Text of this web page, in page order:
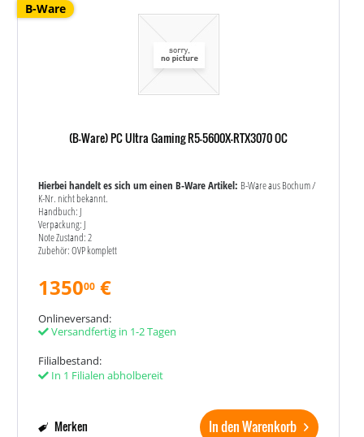
B-Ware
(B-Ware) PC Ultra Gaming R5-5600X-RTX3070 OC
Hierbei handelt es sich um einen B-Ware Artikel: B-Ware aus Bochum /
K-Nr. nicht bekannt.
Handbuch: J
Verpackung: J
Note Zustand: 2
Zubehör: OVP komplett
135000 €
Onlineversand:
Versandfertig in 1-2 Tagen
Filialbestand:
In 1 Filialen abholbereit
In den Warenkorb
Merken